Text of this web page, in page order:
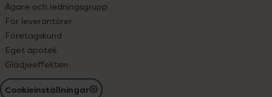
Ägare och ledningsgrupp
För leverantörer
Företagskund
Eget apotek
Glädjeeffekten
Cookieinställningar